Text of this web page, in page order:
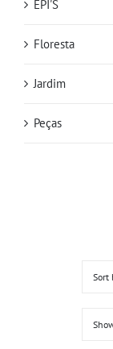
Sort
EPI'S
Floresta
Jardim
Peças